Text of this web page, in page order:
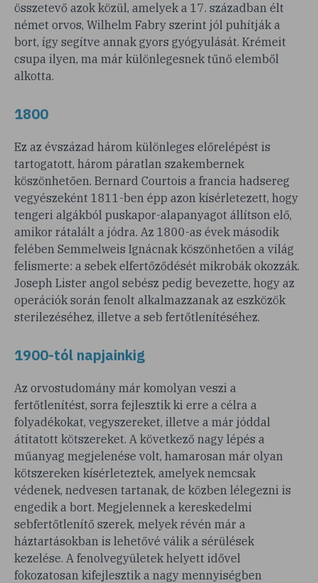
összetevő azok közül, amelyek a 17. században élt
német orvos, Wilhelm Fabry szerint jól puhítják a
bort, így segítve annak gyors gyógyulását. Krémeit
csupa ilyen, ma már különlegesnek tűnő elemből
alkotta.
1800
Ez az évszázad három különleges előrelépést is
tartogatott, három páratlan szakembernek
köszönhetően. Bernard Courtois a francia hadsereg
vegyészeként 1811-ben épp azon kísérletezett, hogy
tengeri algákból puskapor-alapanyagot állítson elő,
amikor rátalált a jódra. Az 1800-as évek második
felében Semmelweis Ignácnak köszönhetően a világ
felismerte: a sebek elfertőződését mikrobák okozzák.
Joseph Lister angol sebész pedig bevezette, hogy az
operációk során fenolt alkalmazzanak az eszközök
sterilezéséhez, illetve a seb fertőtlenítéséhez.
1900-tól napjainkig
Az orvostudomány már komolyan veszi a
fertőtlenítést, sorra fejlesztik ki erre a célra a
folyadékokat, vegyszereket, illetve a már jóddal
átitatott kötszereket. A következő nagy lépés a
műanyag megjelenése volt, hamarosan már olyan
kötszereken kísérleteztek, amelyek nemcsak
védenek, nedvesen tartanak, de közben lélegezni is
engedik a bort. Megjelennek a kereskedelmi
sebfertőtlenítő szerek, melyek révén már a
háztartásokban is lehetővé válik a sérülések
kezelése. A fenolvegyületek helyett idővel
fokozatosan kifejlesztik a nagy mennyiségben